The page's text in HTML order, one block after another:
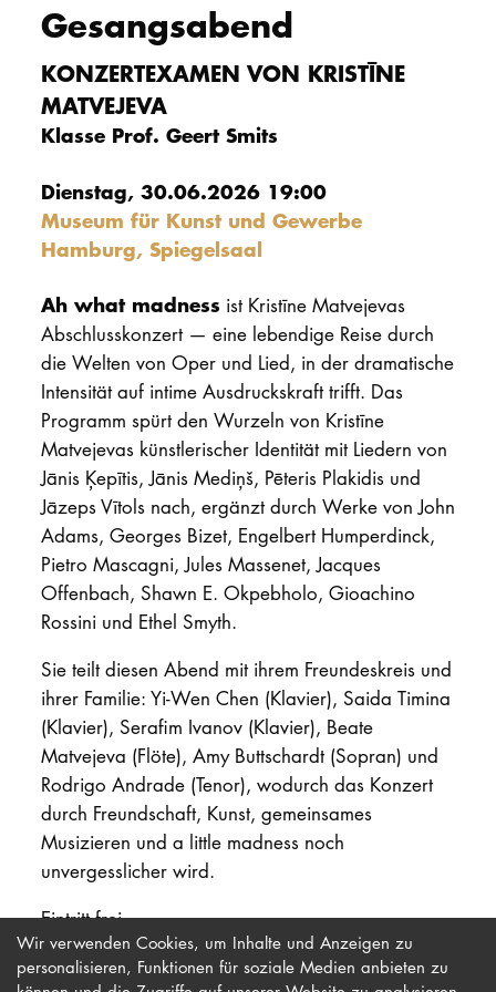
Gesangsabend
KONZERTEXAMEN VON KRISTĪNE
MATVEJEVA
Klasse Prof. Geert Smits
Dienstag, 30.06.2026 19:00
Museum für Kunst und Gewerbe
Hamburg, Spiegelsaal
Ah what madness ist Kristīne Matvejevas
Abschlusskonzert — eine lebendige Reise durch
die Welten von Oper und Lied, in der dramatische
Intensität auf intime Ausdruckskraft trifft. Das
Programm spürt den Wurzeln von Kristīne
Matvejevas künstlerischer Identität mit Liedern von
Jānis Ķepītis, Jānis Mediņš, Pēteris Plakidis und
Jāzeps Vītols nach, ergänzt durch Werke von John
Adams, Georges Bizet, Engelbert Humperdinck,
Pietro Mascagni, Jules Massenet, Jacques
Offenbach, Shawn E. Okpebholo, Gioachino
Rossini und Ethel Smyth.
Sie teilt diesen Abend mit ihrem Freundeskreis und
ihrer Familie: Yi-Wen Chen (Klavier), Saida Timina
(Klavier), Serafim Ivanov (Klavier), Beate
Matvejeva (Flöte), Amy Buttschardt (Sopran) und
Rodrigo Andrade (Tenor), wodurch das Konzert
durch Freundschaft, Kunst, gemeinsames
Musizieren und a little madness noch
unvergesslicher wird.
Eintritt frei
Wir verwenden Cookies, um Inhalte und Anzeigen zu
personalisieren, Funktionen für soziale Medien anbieten zu